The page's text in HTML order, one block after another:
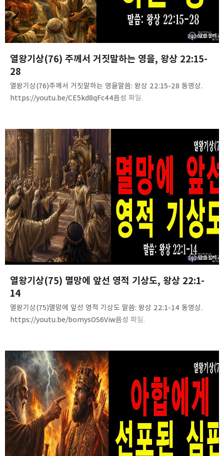
열왕기상(76) 주께서 거짓말하는 영을, 왕상 22:15-
28
2026.05.21
열왕기상(76)주께서 거짓말하는 영을말씀: 왕상 22:15-28 동영상.
https://youtu.be/CE5kd8qFc44음성 파일.
열왕기상(75) 멸망에 앞선 영적 기상도, 왕상 22:1-
14
2026.05.17
열왕기상(75)멸망에 앞선 영적 기상도 말씀: 왕상 22:1-14 동영상.
https://youtu.be/bomysOS6Viw음성 파일.